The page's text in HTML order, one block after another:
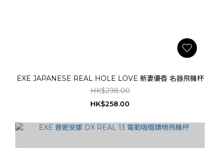
EXE JAPANESE REAL HOLE LOVE 新妻優香 名器飛機杯
HK$298.00
HK$258.00